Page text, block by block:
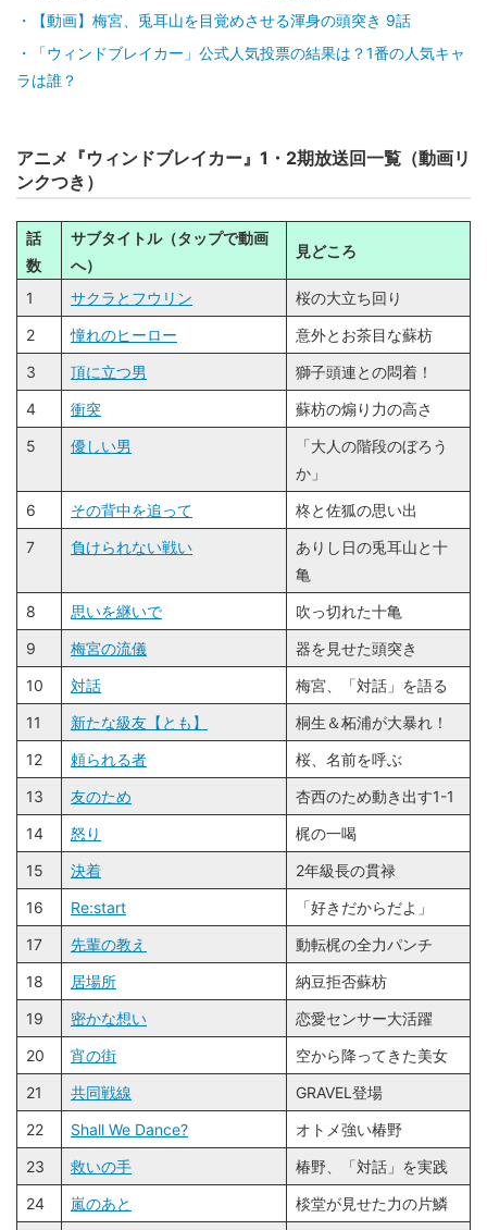
【動画】梅宮、兎耳山を目覚めさせる渾身の頭突き 9話
「ウィンドブレイカー」公式人気投票の結果は？1番の人気キャ
ラは誰？
アニメ『ウィンドブレイカー』1・2期放送回一覧（動画リ
ンクつき）
話
数
サブタイトル（タップで動画
へ）
見どころ
1 サクラとフウリン
桜の大立ち回り
2
憧れのヒーロー
意外とお茶目な蘇枋
3
頂に⽴つ男
獅子頭連との悶着！
4
衝突
蘇枋の煽り力の高さ
5
優しい男
「大人の階段のぼろう
か」
6
その背中を追って
柊と佐狐の思い出
7
負けられない戦い
ありし日の兎耳山と十
亀
8
思いを継いで
吹っ切れた十亀
9
梅宮の流儀
器を見せた頭突き
10
対話
梅宮、「対話」を語る
11
新たな級友【とも】
桐生＆柘浦が大暴れ！
12
頼られる者
桜、名前を呼ぶ
13
友のため
杏西のため動き出す1-1
14
怒り
梶の一喝
15
決着
2年級長の貫禄
16
Re:start
「好きだからだよ」
17
先輩の教え
動転梶の全力パンチ
18
居場所
納豆拒否蘇枋
19
密かな想い
恋愛センサー大活躍
20
宵の街
空から降ってきた美女
21
共同戦線
GRAVEL登場
22
Shall We Dance?
オトメ強い椿野
23
救いの手
椿野、「対話」を実践
24
嵐のあと 棪堂が見せた力の片鱗